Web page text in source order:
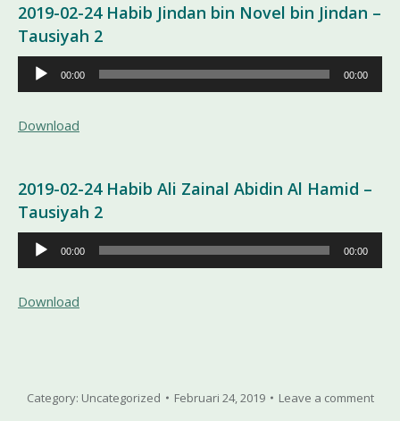
2019-02-24 Habib Jindan bin Novel bin Jindan –
Tausiyah 2
Pemutar
Audio
00:00 00:00
Download
2019-02-24 Habib Ali Zainal Abidin Al Hamid –
Tausiyah 2
Pemutar
Audio
00:00 00:00
Download
Category: Uncategorized Februari 24, 2019 Leave a comment